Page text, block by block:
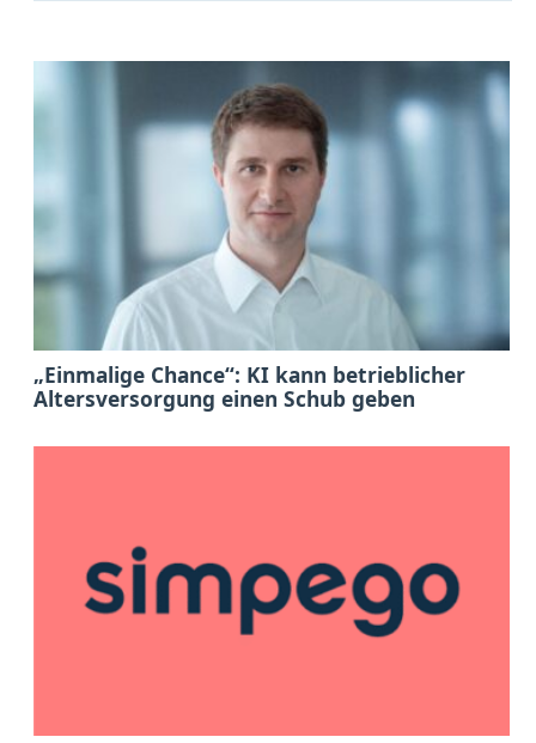
„Einmalige Chance“: KI kann betrieblicher
Altersversorgung einen Schub geben